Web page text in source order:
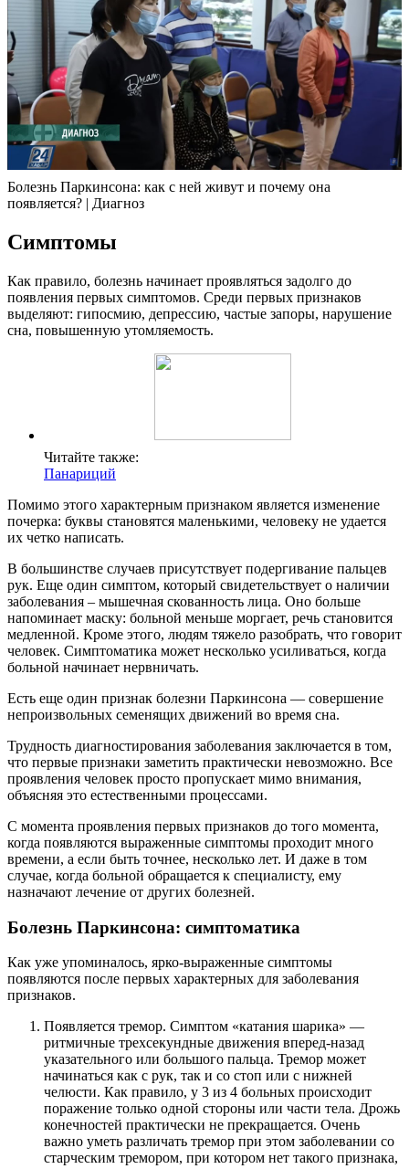
Болезнь Паркинсона: как с ней живут и почему она
появляется? | Диагноз
Симптомы
Как правило, болезнь начинает проявляться задолго до
появления первых симптомов. Среди первых признаков
выделяют: гипосмию, депрессию, частые запоры, нарушение
сна, повышенную утомляемость.
Читайте также:
Панариций
Помимо этого характерным признаком является изменение
почерка: буквы становятся маленькими, человеку не удается
их четко написать.
В большинстве случаев присутствует подергивание пальцев
рук. Еще один симптом, который свидетельствует о наличии
заболевания – мышечная скованность лица. Оно больше
напоминает маску: больной меньше моргает, речь становится
медленной. Кроме этого, людям тяжело разобрать, что говорит
человек. Симптоматика может несколько усиливаться, когда
больной начинает нервничать.
Есть еще один признак болезни Паркинсона — совершение
непроизвольных семенящих движений во время сна.
Трудность диагностирования заболевания заключается в том,
что первые признаки заметить практически невозможно. Все
проявления человек просто пропускает мимо внимания,
объясняя это естественными процессами.
С момента проявления первых признаков до того момента,
когда появляются выраженные симптомы проходит много
времени, а если быть точнее, несколько лет. И даже в том
случае, когда больной обращается к специалисту, ему
назначают лечение от других болезней.
Болезнь Паркинсона: симптоматика
Как уже упоминалось, ярко-выраженные симптомы
появляются после первых характерных для заболевания
признаков.
Появляется тремор. Симптом «катания шарика» —
ритмичные трехсекундные движения вперед-назад
указательного или большого пальца. Тремор может
начинаться как с рук, так и со стоп или с нижней
челюсти. Как правило, у 3 из 4 больных происходит
поражение только одной стороны или части тела. Дрожь
конечностей практически не прекращается. Очень
важно уметь различать тремор при этом заболевании со
старческим тремором, при котором нет такого признака,